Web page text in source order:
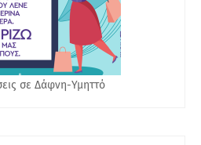
σε Δάφνη-Υμηττό